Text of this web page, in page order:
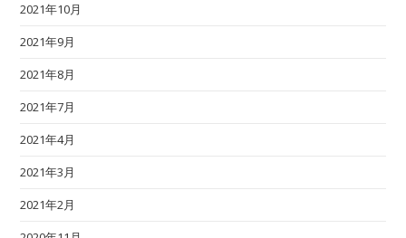
2021年10月
2021年9月
2021年8月
2021年7月
2021年4月
2021年3月
2021年2月